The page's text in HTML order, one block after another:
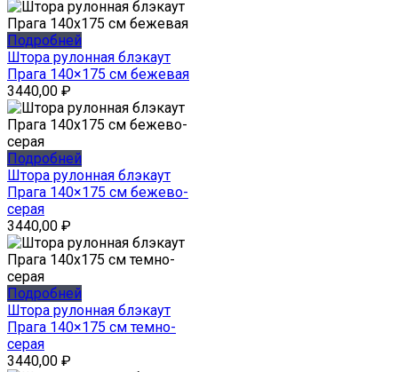
Подробней
Штора рулонная блэкаут
Прага 140×175 см бежевая
3440,00 ₽
Подробней
Штора рулонная блэкаут
Прага 140×175 см бежево-
серая
3440,00 ₽
Подробней
Штора рулонная блэкаут
Прага 140×175 см темно-
серая
3440,00 ₽